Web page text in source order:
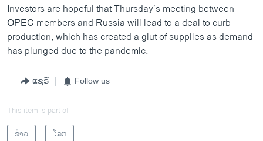
Investors are hopeful that Thursday’s meeting between
OPEC members and Russia will lead to a deal to curb
production, which has created a glut of supplies as demand
has plunged due to the pandemic.
ແຊຣ໌ Follow us
This item is part of
ຂ່າວ
ໂລກ